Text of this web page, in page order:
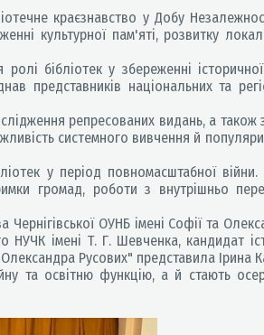
краєзнавство у Добу
культурної пам'яті, розвитку
бібліотек у збереженні історичної
представників національних та
репресованих видань, а також
системного вивчення й
у період повномасштабної
громад, роботи з внутрішньо
Чернігівської ОУНБ імені Софії та
НУЧК імені Т. Г. Шевченка, кандидат
Олександра Русових" представила Ірина
та освітню функцію, а й стають